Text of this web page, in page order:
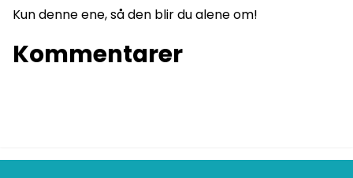
Kun denne ene, så den blir du alene om!
Kommentarer